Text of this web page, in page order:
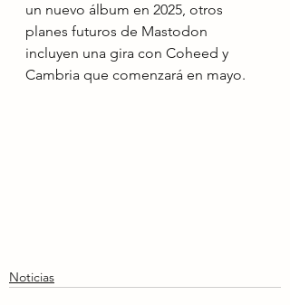
un nuevo álbum en 2025, otros
planes futuros de Mastodon
incluyen una gira con Coheed y
Cambria que comenzará en mayo.
Noticias